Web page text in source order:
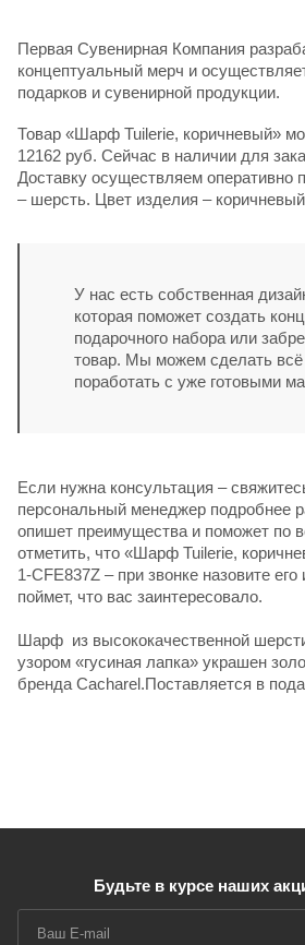
Первая Сувенирная Компания
концептуальный мерч и
подарков и сувенирной продукции.
Товар «Шарф Tuilerie, коричневый»
12162 руб. Сейчас в наличии для
Доставку осуществляем оперативно
– шерсть. Цвет изделия –
У нас есть собственная
которая поможет создать
подарочного набора или
товар. Мы можем сделать всё
поработать с уже готовыми
Если нужна консультация –
персональный менеджер подробнее
опишет преимущества и поможет по
отметить, что «Шарф Tuilerie,
1-CFE837Z – при звонке назовите
поймет, что вас заинтересовало.
Шарф из высококачественной
узором «гусиная лапка» украшен
бренда Cacharel.Поставляется в
Будьте в курсе наших